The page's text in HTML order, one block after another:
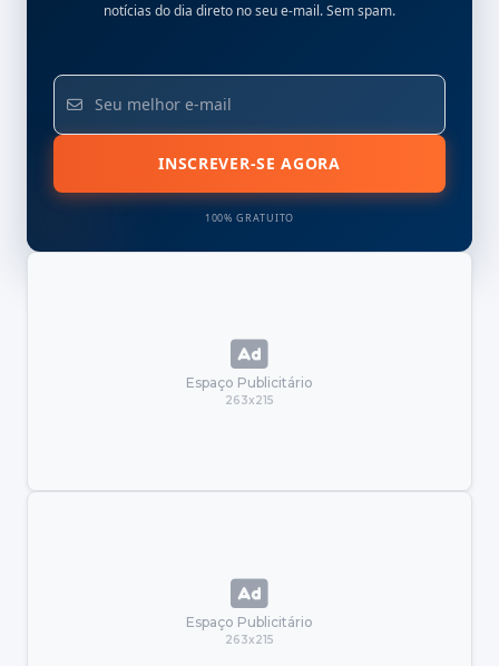
notícias do dia direto no seu e-mail. Sem spam.
INSCREVER-SE AGORA
100% GRATUITO
Espaço Publicitário
263x215
Espaço Publicitário
263x215